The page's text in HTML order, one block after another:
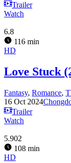
Trailer
Watch
6.8
116 min
HD
Love Stuck
Fantasy, Romance,
16 Oct 2024
Trailer
Watch
5.902
108 min
HD